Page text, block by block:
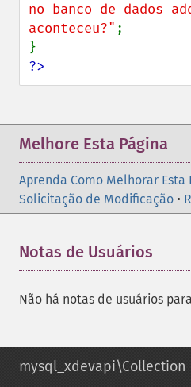
no banco de dados
aconteceu?" ;
?>
Melhore Esta Página
Aprenda Como Melhorar Esta
Solicitação de Modificação •
Notas de Usuários
Não há notas de usuários
mysql_xdevapi\Collection